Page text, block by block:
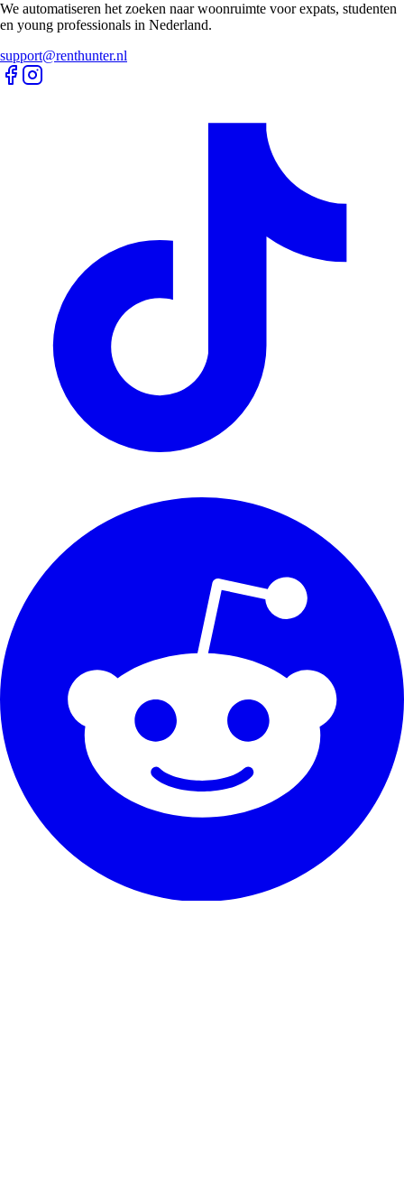
We automatiseren het zoeken naar woonruimte voor expats, studenten
en young professionals in Nederland.
support@renthunter.nl